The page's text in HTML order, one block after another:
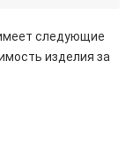
следующие
изделия за